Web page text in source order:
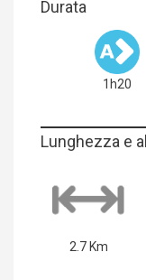
Durata
1h20
Lunghezza e
2.7 Km